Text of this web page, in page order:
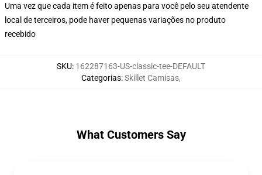
Uma vez que cada item é feito apenas para você pelo seu atendente
local de terceiros, pode haver pequenas variações no produto
recebido
SKU: 162287163-US-classic-tee-DEFAULT
Categorias:Skillet Camisas,
What Customers Say